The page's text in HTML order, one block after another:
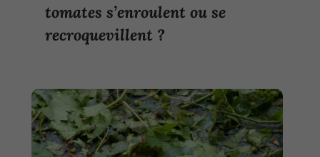
tomates s’enroulent ou se
recroquevillent ?